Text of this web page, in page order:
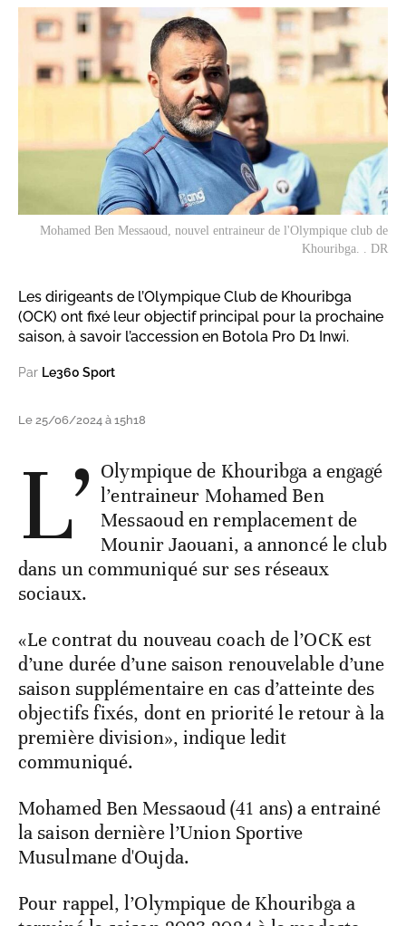
Mohamed Ben Messaoud, nouvel entraineur de l'Olympique club de
Khouribga. . DR
Les dirigeants de l’Olympique Club de Khouribga
(OCK) ont fixé leur objectif principal pour la prochaine
saison, à savoir l’accession en Botola Pro D1 Inwi.
Par Le360 Sport
Le 25/06/2024 à 15h18
L’ Olympique de Khouribga a engagé
l’entraineur Mohamed Ben
Messaoud en remplacement de
Mounir Jaouani, a annoncé le club
dans un communiqué sur ses réseaux
sociaux.
«Le contrat du nouveau coach de l’OCK est
d’une durée d’une saison renouvelable d’une
saison supplémentaire en cas d’atteinte des
objectifs fixés, dont en priorité le retour à la
première division», indique ledit
communiqué.
Mohamed Ben Messaoud (41 ans) a entrainé
la saison dernière l’Union Sportive
Musulmane d'Oujda.
Pour rappel, l’Olympique de Khouribga a